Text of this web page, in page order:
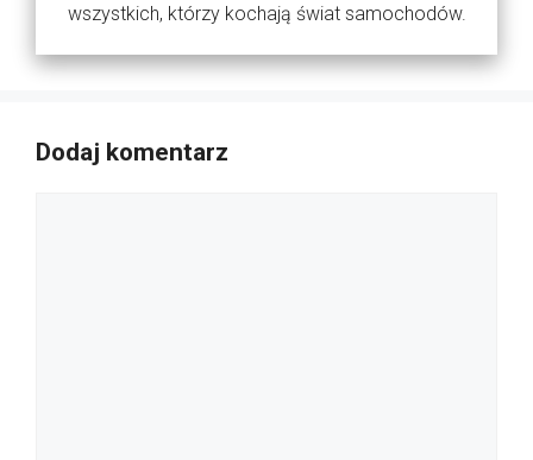
wszystkich, którzy kochają świat samochodów.
Dodaj komentarz